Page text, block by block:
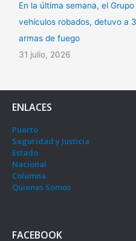
En la última semana, el
vehículos robados, detuvo a
armas de fuego
31 julio, 2026
ENLACES
Puerto
Seguridad y Justicia
Estado
Nacional
Columna
Quienes Somos
FACEBOOK